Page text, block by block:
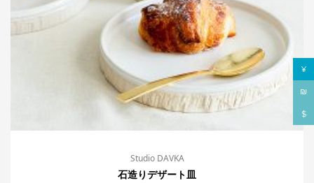
¥
₪
$
Studio DAVKA
石造りデザート皿